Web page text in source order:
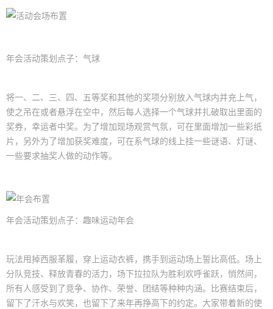
年会活动策划点子：气球
将一、二、三、四、五等奖和其他的奖项分别放入气球内并充上气，
使之吊在或者悬浮在空中，然后每人选择一个气球并扎破取出里面的
奖券，幸运者中奖。为了增加现场观赏气氛，可在里面增加一些彩纸
片，另外为了增加获奖难度，可在系气球的线上挂一些谜语、灯谜、
一些要求抽奖人做的动作等。
年会活动策划点子：趣味运动年会
玩法甩掉西服革履，穿上运动衣裤，携手到运动场上誓比高低。场上
分队竞技、释放青春的活力，场下拉拉队为胜利欢呼雀跃，悄然间，
所有人感受到了竞争、协作、荣誉、团结等种种内涵。比赛结束后，
留下了汗水与欢笑，也留下了来年再挣高下的约定。大家带着新的使